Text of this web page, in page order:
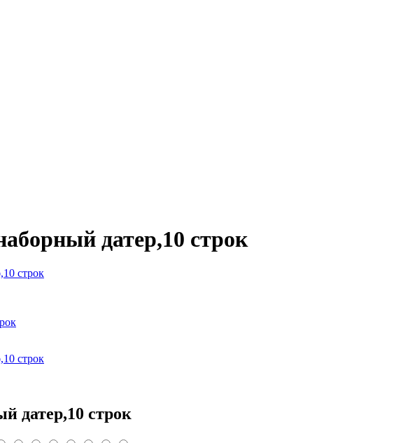
датер,10 строк
датер,10 строк